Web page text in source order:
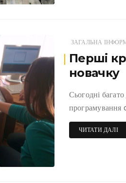
ЗАГАЛЬНА
Перші
новачку
Сьогодні
ЧИТАТИ ДАЛІ